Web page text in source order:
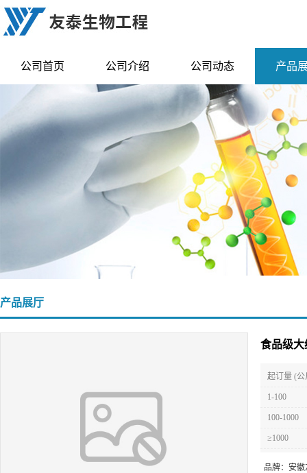
公司首页 公司介绍 公司动态 产品
产品展厅
食品级大
起订量 (公
1-100
100-1000
≥1000
品牌： 安徽